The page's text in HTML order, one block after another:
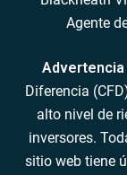
Agente
Diferencia
alto nivel de
inversores.
sitio web tiene